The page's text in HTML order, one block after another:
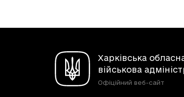
Харківська
військова
Офіційний веб-сайт